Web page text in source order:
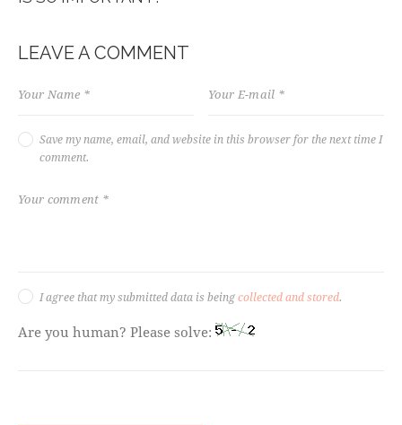
LEAVE A COMMENT
Save my name, email, and website in this browser for the next time I
comment.
I agree that my submitted data is beingcollected and stored.
Are you human? Please solve: